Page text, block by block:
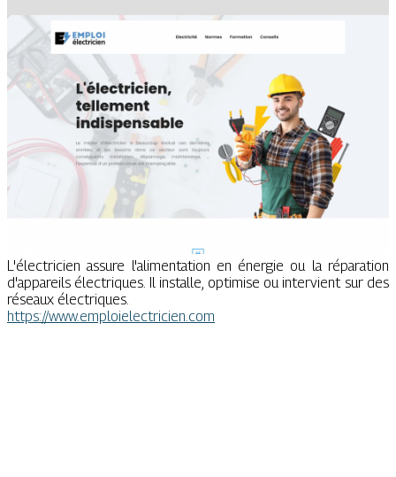
L'électricien assure l'alimentation en énergie ou la réparation
d'appareils électriques. Il installe, optimise ou intervient sur des
réseaux électriques.
https://www.emploielectricien.com